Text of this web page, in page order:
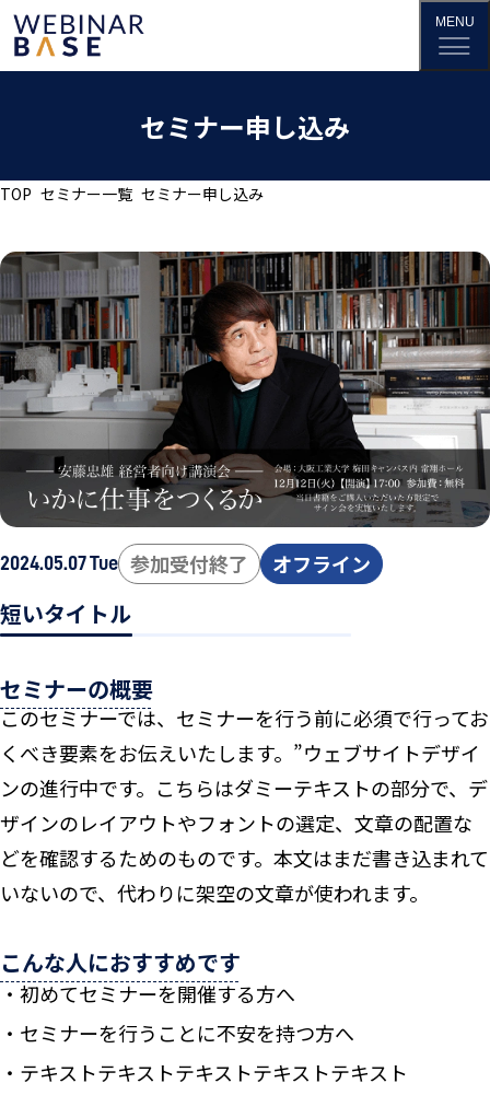
セミナー申し込み
TOP セミナー一覧 セミナー申し込み
2024.05.07 Tue 参加受付終了 オフライン
短いタイトル
セミナーの概要
このセミナーでは、セミナーを行う前に必須で行ってお
くべき要素をお伝えいたします。”ウェブサイトデザイ
ンの進行中です。こちらはダミーテキストの部分で、デ
ザインのレイアウトやフォントの選定、文章の配置な
どを確認するためのものです。本文はまだ書き込まれて
いないので、代わりに架空の文章が使われます。
こんな人におすすめです
初めてセミナーを開催する方へ
セミナーを行うことに不安を持つ方へ
テキストテキストテキストテキストテキスト